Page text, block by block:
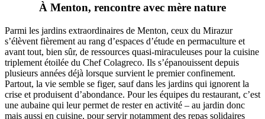
À Menton, rencontre avec mère nature
Parmi les jardins extraordinaires de Menton, ceux du Mirazur
s’élèvent fièrement au rang d’espaces d’étude en permaculture et
avant tout, bien sûr, de ressources quasi-miraculeuses pour la cuisine
triplement étoilée du Chef Colagreco. Ils s’épanouissent depuis
plusieurs années déjà lorsque survient le premier confinement.
Partout, la vie semble se figer, sauf dans les jardins qui ignorent la
crise et produisent d’abondance. Pour les équipes du restaurant, c’est
une aubaine qui leur permet de rester en activité – au jardin donc
mais aussi en cuisine, pour servir notamment des repas solidaires